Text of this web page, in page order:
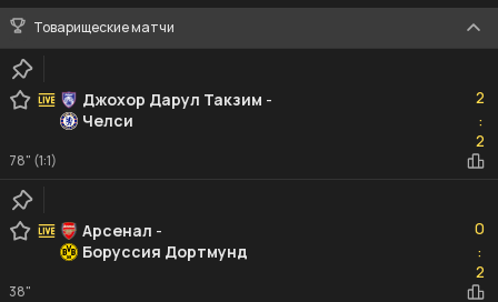
Товарищеские матчи
Джохор Дарул Такзим -
Челси
2
:2
2
78" (1:1)
Арсенал -
Боруссия Дортмунд
0
:2
2
38"